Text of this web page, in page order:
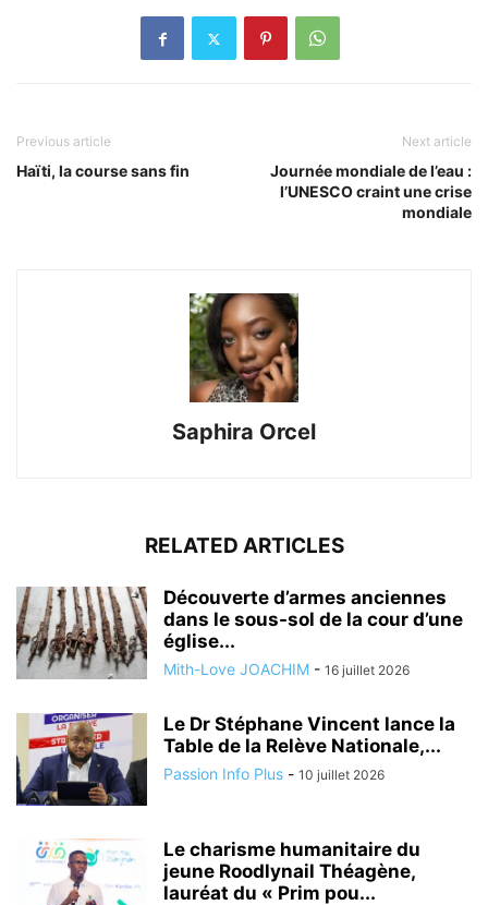
Previous article
Haïti, la course sans fin
Next article
Journée mondiale de l’eau :
l’UNESCO craint une crise
mondiale
Saphira Orcel
RELATED ARTICLES
Découverte d’armes anciennes
dans le sous-sol de la cour d’une
église...
Mith-Love JOACHIM - 16 juillet 2026
Le Dr Stéphane Vincent lance la
Table de la Relève Nationale,...
Passion Info Plus - 10 juillet 2026
Le charisme humanitaire du
jeune Roodlynail Théagène,
lauréat du « Prim pou...